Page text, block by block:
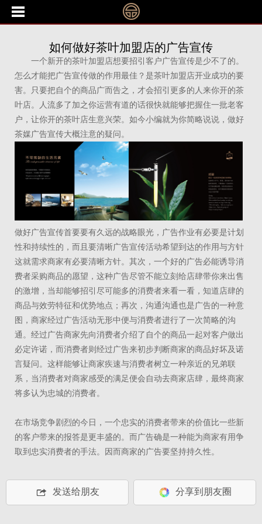
如何做好茶叶加盟店的广告宣传
一个新开的茶叶加盟店想要招引客户广告宣传是少不了的。
怎么才能把广告宣传做的作用最佳？是茶叶加盟店开业成功的要
害。只要把自个的商品广而告之，才会招引更多的人来你开的茶
叶店。人流多了加之你运营有道的话很快就能够把握住一批老客
户，让你开的茶叶店生意兴荣。如今小编就为你简略说说，做好
茶媒广告宣传大概注意的疑问。
做好广告宣传首要要有久远的战略眼光，广告作业有必要是计划
性和持续性的，而且要清晰广告宣传活动希望到达的作用与方针
这就需求商家有必要清晰方针。其次，一个好的广告必能诱导消
费者采购商品的愿望，这种广告尽管不能立刻给店肆带你来出售
的激增，当却能够招引尽可能多的消费者来看一看，知道店肆的
商品与效劳特征和优势地点；再次，沟通沟通也是广告的一种意
图，商家经过广告活动无形中便与消费者进行了一次简略的沟
通。经过广告商家先向消费者介绍了自个的商品一起对客户做出
必定许诺，而消费者则经过广告来初步判断商家的商品好坏及诺
言疑问。这样能够让商家疾速与消费者树立一种亲近的兄弟联
系，当消费者对商家感受的满足便会自动去商家店肆，最终商家
将多认为忠城的消费者。
在市场竞争剧烈的今日，一个忠实的消费者带来的价值比一些新
的客户带来的报答是更丰盛的。而广告确是一种能为商家有用争
取到忠实消费者的手法。因而商家的广告要坚持持久性。
发送给朋友 分享到朋友圈